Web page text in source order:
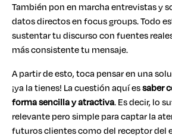
También pon en marcha entrevistas y
datos directos en focus groups. Todo
sustentar tu discurso con fuentes
más consistente tu mensaje.
A partir de esto, toca pensar en una
¡ya la tienes! La cuestión aquí essaber
forma sencilla y atractiva. Es decir, lo
relevante pero simple para captar la
futuros clientes como del receptor del